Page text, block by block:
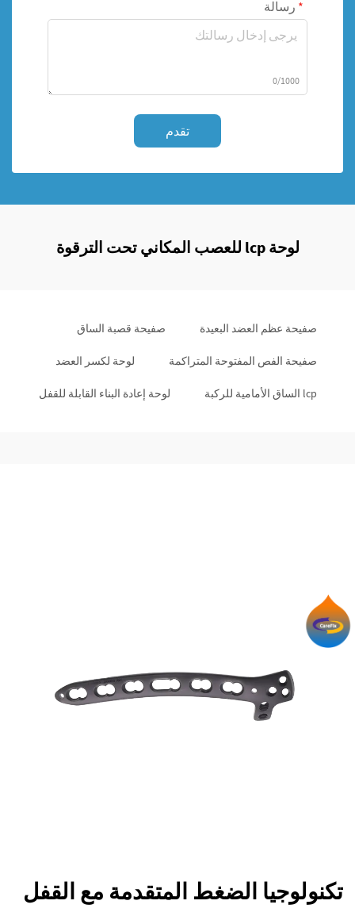
رسالة
0/1000
تقدم
لوحة lcp للعصب المكاني تحت الترقوة
صفيحة عظم العضد البعيدة صفيحة قصبة الساق
صفيحة الفص المفتوحة المتراكمة لوحة لكسر العضد
lcp الساق الأمامية للركبة لوحة إعادة البناء القابلة للقفل
تكنولوجيا الضغط المتقدمة مع القفل